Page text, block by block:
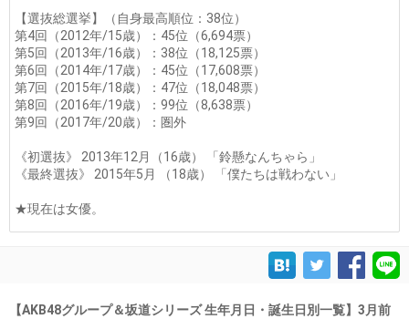
【選抜総選挙】（自身最高順位：38位）
第4回（2012年/15歳）：45位（6,694票）
第5回（2013年/16歳）：38位（18,125票）
第6回（2014年/17歳）：45位（17,608票）
第7回（2015年/18歳）：47位（18,048票）
第8回（2016年/19歳）：99位（8,638票）
第9回（2017年/20歳）：圏外
《初選抜》 2013年12月（16歳） 「鈴懸なんちゃら」
《最終選抜》 2015年5月 （18歳） 「僕たちは戦わない」
★現在は女優。
【AKB48グループ＆坂道シリーズ 生年月日・誕生日別一覧】3月前